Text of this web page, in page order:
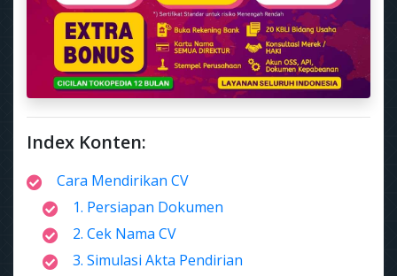
Index Konten:
Cara Mendirikan CV
1. Persiapan Dokumen
2. Cek Nama CV
3. Simulasi Akta Pendirian